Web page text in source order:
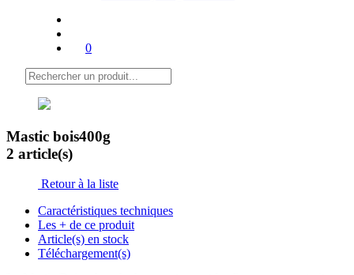
0
Mastic bois400g
2 article(s)
Retour à la liste
Caractéristiques techniques
Les + de ce produit
Article(s) en stock
Téléchargement(s)